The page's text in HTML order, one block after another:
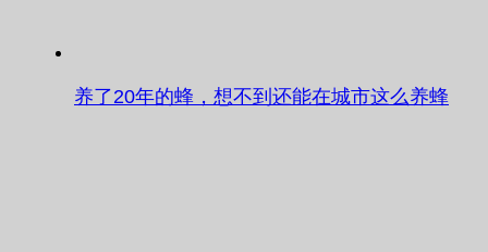
养了20年的蜂，想不到还能在城市这么养蜂